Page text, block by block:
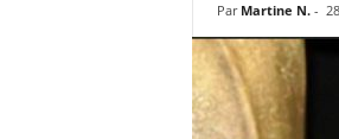
Par Martine N.-